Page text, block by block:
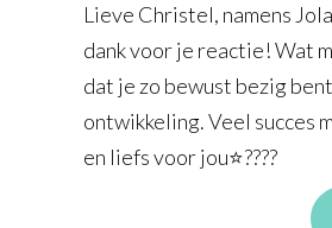
Lieve Christel, namens
dank voor je reactie! Wat
dat je zo bewust bezig
ontwikkeling. Veel succes
en liefs voor jou⭐????